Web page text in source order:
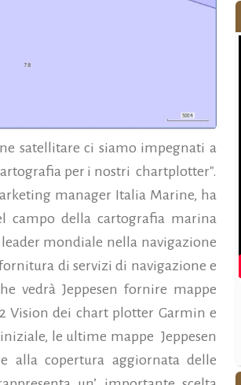
satellitare ci siamo impegnati a
per i nostri chartplotter".
manager Italia Marine, ha
campo della cartografia marina
mondiale nella navigazione
di servizi di navigazione e
vedrà Jeppesen fornire mappe
Vision dei chart plotter Garmin e
le ultime mappe Jeppesen
alla copertura aggiornata delle